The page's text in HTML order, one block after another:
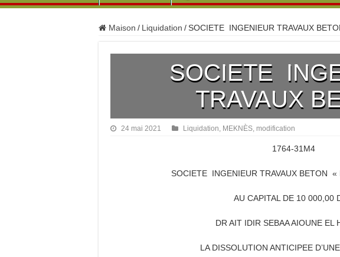
Maison / Liquidation /SOCIETE INGENIEUR TRAVAUX
SOCIETE
TRAVAUX
24 mai 2021 Liquidation, MEKNÈS, modification
1764-31M4
SOCIETE INGENIEUR TRAVAUX BETON «
AU CAPITAL DE 10 000,00
DR AIT IDIR SEBAA AIOUNE EL
LA DISSOLUTION ANTICIPEE